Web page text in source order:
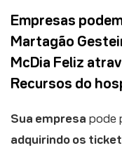
Empresas
Martagão
McDia Feliz
Recursos do
Sua empresa pode
adquirindo os